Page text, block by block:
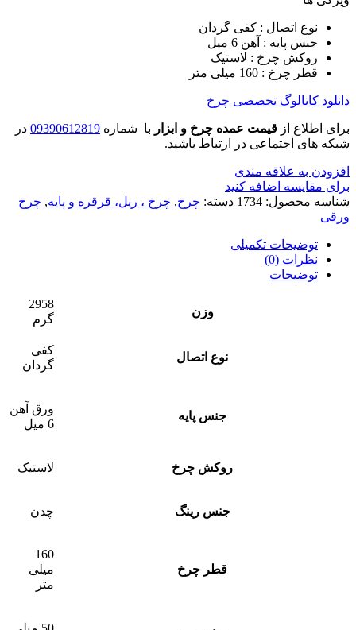
نوع اتصال : کفی گردان
جنس پایه : آهن 6 میل
روکش چرخ : لاستیک
قطر چرخ : 160 میلی متر
دانلود کاتالوگ تخصصی چرخ
برای اطلاع از قیمت عمده چرخ و ابزار با شماره 09390612819 در
شبکه های اجتماعی در ارتباط باشید.
افزودن به علاقه مندی
برای مقایسه اضافه کنید
شناسه محصول: 1734 دسته: چرخ, چرخ ، ریل، قرقره و پایه, چرخ
ورقی
توضیحات تکمیلی
نظرات (0)
توضیحات
وزن
2958
گرم
نوع اتصال
کفی
گردان
جنس پایه
ورق آهن
6 میل
روکش چرخ لاستیک
جنس رینگ چدن
قطر چرخ
160
میلی
متر